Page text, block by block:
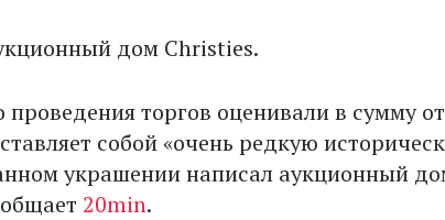
дом Christies.
торгов оценивали в сумму
собой «очень редкую
украшении написал аукционный
20min.